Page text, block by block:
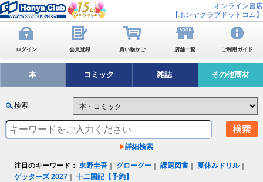
オンライン書店
【ホンヤクラブドットコム】
ログイン 会員登録 買い物かご 店舗一覧 ご利用ガイド
本 コミック 雑誌 その他商材
検索
詳細検索
注目のキーワード： 東野圭吾 グローグー ｜課題図書 ｜夏休みドリル｜
ゲッターズ 2027 ｜十二国記【予約】